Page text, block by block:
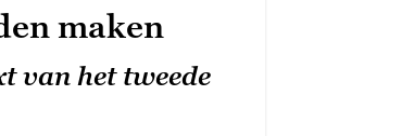
maken
van het tweede